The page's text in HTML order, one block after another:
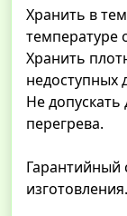
Хранить в
температуре
Хранить
недоступных
Не
перегрева.
Гарантийный
изготовления.